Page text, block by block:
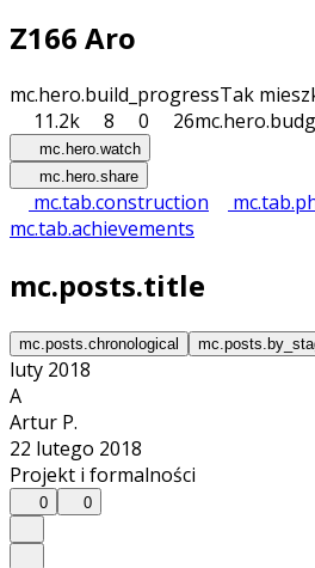
Z166 Aro
mc.hero.build_progressTak
11.2k
8 0 26
mc.hero.watch
mc.hero.share
mc.tab.construction
mc.tab.achievements
mc.posts.title
mc.posts.chronological
luty 2018
A
Artur P.
22 lutego 2018
Projekt i formalności
0 0